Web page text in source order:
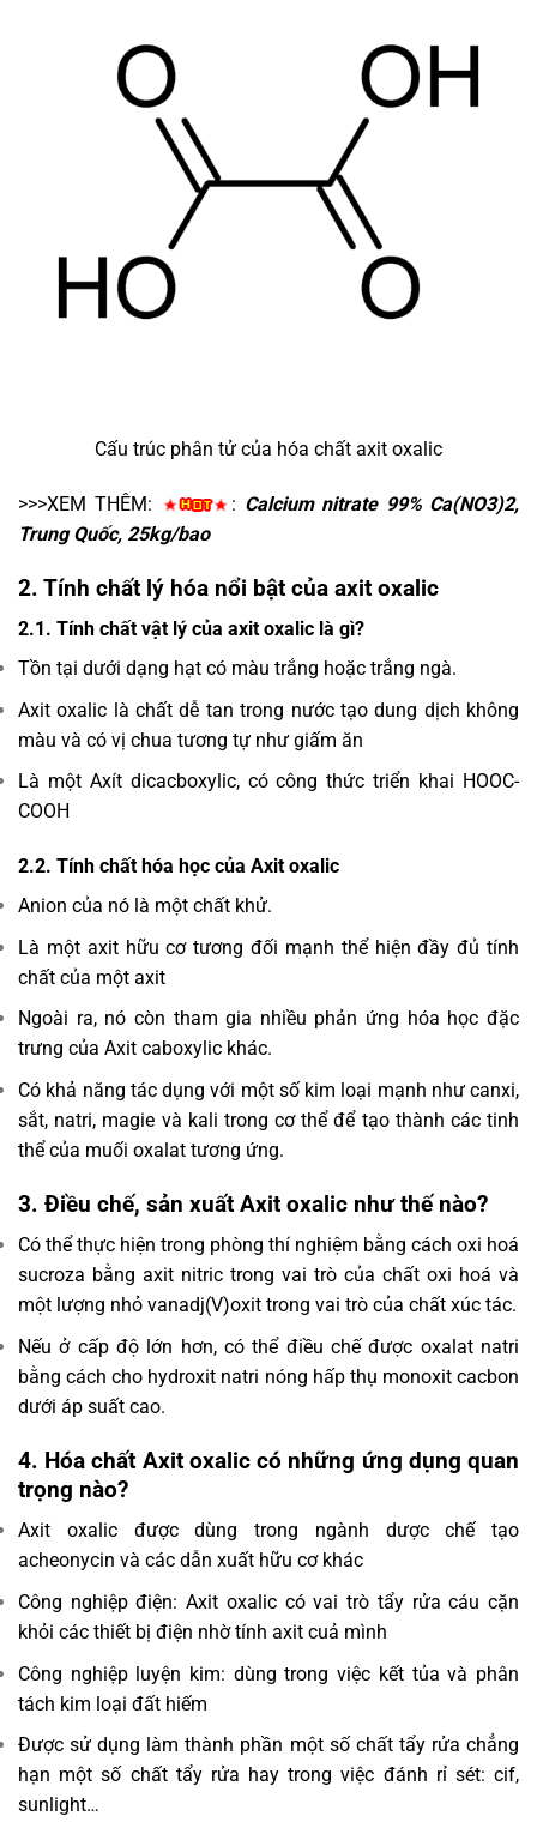
Cấu trúc phân tử của hóa chất axit oxalic
>>>XEM THÊM: : Calcium nitrate 99% Ca(NO3)2,
Trung Quốc, 25kg/bao
2. Tính chất lý hóa nổi bật của axit oxalic
2.1. Tính chất vật lý của axit oxalic là gì?
Tồn tại dưới dạng hạt có màu trắng hoặc trắng ngà.
Axit oxalic là chất dễ tan trong nước tạo dung dịch không
màu và có vị chua tương tự như giấm ăn
Là một Axít dicacboxylic, có công thức triển khai HOOC-
COOH
2.2. Tính chất hóa học của Axit oxalic
Anion của nó là một chất khử.
Là một axit hữu cơ tương đối mạnh thể hiện đầy đủ tính
chất của một axit
Ngoài ra, nó còn tham gia nhiều phản ứng hóa học đặc
trưng của Axit caboxylic khác.
Có khả năng tác dụng với một số kim loại mạnh như canxi,
sắt, natri, magie và kali trong cơ thể để tạo thành các tinh
thể của muối oxalat tương ứng.
3. Điều chế, sản xuất Axit oxalic như thế nào?
Có thể thực hiện trong phòng thí nghiệm bằng cách oxi hoá
sucroza bằng axit nitric trong vai trò của chất oxi hoá và
một lượng nhỏ vanadj(V)oxit trong vai trò của chất xúc tác.
Nếu ở cấp độ lớn hơn, có thể điều chế được oxalat natri
bằng cách cho hydroxit natri nóng hấp thụ monoxit cacbon
dưới áp suất cao.
4. Hóa chất Axit oxalic có những ứng dụng quan
trọng nào?
Axit oxalic được dùng trong ngành dược chế tạo
acheonycin và các dẫn xuất hữu cơ khác
Công nghiệp điện: Axit oxalic có vai trò tẩy rửa cáu cặn
khỏi các thiết bị điện nhờ tính axit cuả mình
Công nghiệp luyện kim: dùng trong việc kết tủa và phân
tách kim loại đất hiếm
Được sử dụng làm thành phần một số chất tẩy rửa chẳng
hạn một số chất tẩy rửa hay trong việc đánh rỉ sét: cif,
sunlight…